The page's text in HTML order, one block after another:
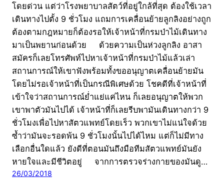
โดยด่วน แต่ว่าโรงพยาบาลสัตว์ที่อยู่ใกล้ที่สุด ต้องใช้เวลา
เดินทางไปตั้ง 9 ชั่วโมง แถมการเคลื่อนย้ายลูกลิงอย่างถูก
ต้องตามกฎหมายก็ต้องรอให้เจ้าหน้าที่กรมป่าไม้เดินทาง
มาเป็นพยานก่อนด้วย ด้วยความเป็นห่วงลูกลิง อาสา
สมัครก็เลยโทรศัพท์ไปหาเจ้าหน้าที่กรมป่าไม้แล้วเล่า
สถานการณ์ให้เขาฟังพร้อมทั้งขออนุญาตเคลื่อนย้ายมัน
โดยไม่รอเจ้าหน้าที่เป็นกรณีพิเศษด้วย โชคดีที่เจ้าหน้าที่
เข้าใจว่าสถานการณ์ย่ำแย่แค่ไหน ก็เลยอนุญาตให้พวก
เขาพาตัวมันไปได้ เจ้าหน้าที่ก็เลยรีบพามันเดินทางกว่า 9
ชั่วโมงเพื่อไปหาสัตวแพทย์โดยเร็ว พวกเขาไม่แน่ใจด้วย
ซ้ำว่ามันจะรอดพ้น 9 ชั่วโมงนั้นไปได้ไหม แต่ก็ไม่มีทาง
เลือกอื่นใดแล้ว ยังดีที่ตอนมันถึงมือทีมสัตวแพทย์มันยัง
หายใจและมีชีวิตอยู่ จากการตรวจร่างกายของมันดู…
26/03/2018